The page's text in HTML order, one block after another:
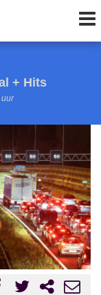
+ Hits
uur
Volgend uur